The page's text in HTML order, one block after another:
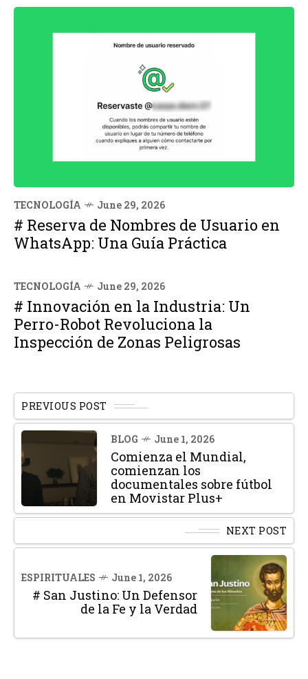
TECNOLOGÍA June 29, 2026
# Reserva de Nombres de Usuario en
WhatsApp: Una Guía Práctica
TECNOLOGÍA June 29, 2026
# Innovación en la Industria: Un
Perro-Robot Revoluciona la
Inspección de Zonas Peligrosas
PREVIOUS POST
BLOG June 1, 2026
Comienza el Mundial,
comienzan los
documentales sobre fútbol
en Movistar Plus+
NEXT POST
ESPIRITUALES June 1, 2026
# San Justino: Un Defensor
de la Fe y la Verdad